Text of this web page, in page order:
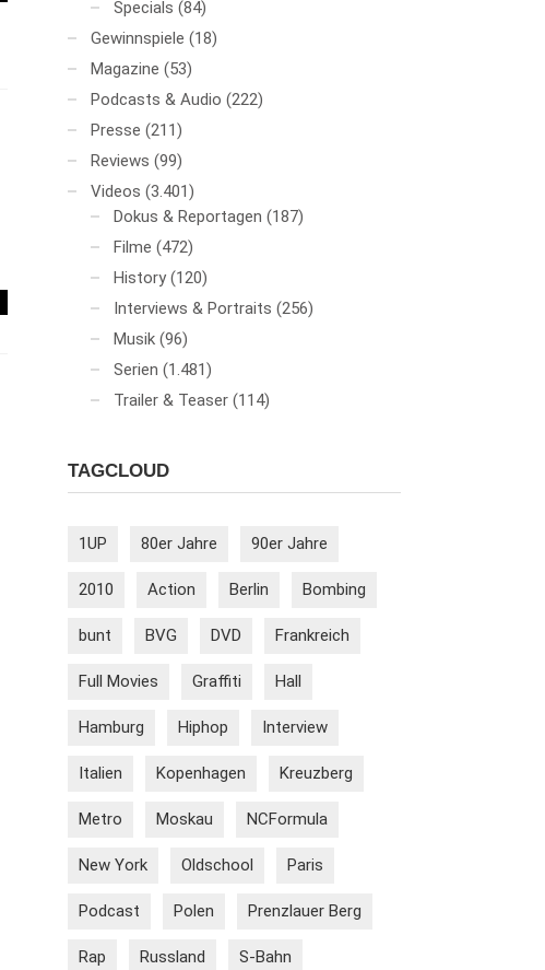
Specials (84)
Gewinnspiele (18)
Magazine (53)
Podcasts & Audio (222)
Presse (211)
Reviews (99)
Videos (3.401)
Dokus & Reportagen (187)
Filme (472)
History (120)
Interviews & Portraits (256)
Musik (96)
Serien (1.481)
Trailer & Teaser (114)
TAGCLOUD
1UP 80er Jahre 90er Jahre
2010 Action Berlin Bombing
bunt BVG DVD Frankreich
Full Movies Graffiti Hall
Hamburg Hiphop Interview
Italien Kopenhagen Kreuzberg
Metro Moskau NCFormula
New York Oldschool Paris
Podcast Polen Prenzlauer Berg
Rap Russland S-Bahn